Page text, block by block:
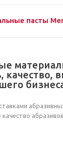
пасты
качество,